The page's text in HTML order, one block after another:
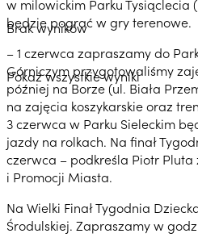
Brak wyników
Pokaż wszystkie wyniki
w milowickim Parku Tysiąclecia
będzie pograć w gry terenowe.
– 1 czerwca zapraszamy do
Górniczym przygotowaliśmy
później na Borze (ul. Biała
na zajęcia koszykarskie oraz
3 czerwca w Parku Sieleckim
jazdy na rolkach. Na finał
czerwca – podkreśla Piotr Pluta
i Promocji Miasta.
Na Wielki Finał Tygodnia
Środulskiej. Zapraszamy w